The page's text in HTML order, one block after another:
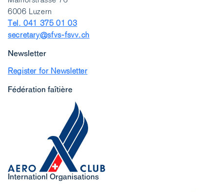
6006 Luzern
Tel. 041 375 01 03
secretary@sfvs-fsvv.ch
Newsletter
Register for Newsletter
Fédération faîtière
Internationl Organisations